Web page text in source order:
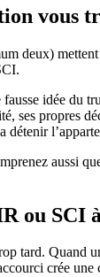
vous
deux)
idée du
propres
aussi
ou SCI
tard.
crée une